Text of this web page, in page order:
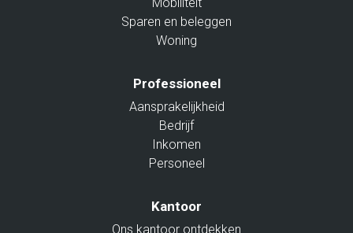
Sparen en beleggen
Woning
Professioneel
Aansprakelijkheid
Bedrijf
Inkomen
Personeel
Kantoor
Ons kantoor ontdekken